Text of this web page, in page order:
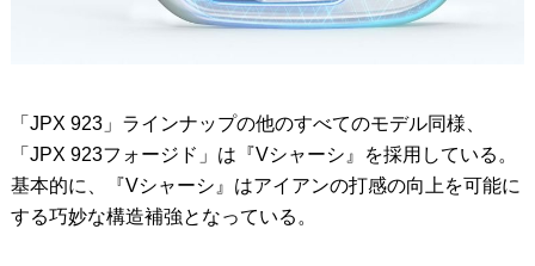
「JPX 923」ラインナップの他のすべてのモデル同様、
「JPX 923フォージド」は『Vシャーシ』を採用している。
基本的に、『Vシャーシ』はアイアンの打感の向上を可能に
する巧妙な構造補強となっている。